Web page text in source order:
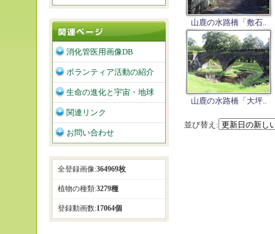
山鹿の水路橋「敷石..
山鹿の水路橋「大坪..
並び替え:
消化管医用画像DB
ボランティア活動の紹介
生命の進化と宇宙・地球
関連リンク
お問い合わせ
全登録画像:364969枚
植物の種類:3279種
登録動画数:17064個